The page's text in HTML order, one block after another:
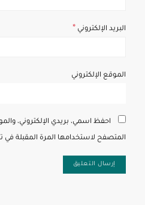
البريد الإلكتروني *
الموقع الإلكتروني
احفظ اسمي، بريدي الإلكتروني،
المتصفح لاستخدامها المرة المقبلة في